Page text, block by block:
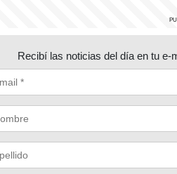
Recibí las noticias del día en tu e-